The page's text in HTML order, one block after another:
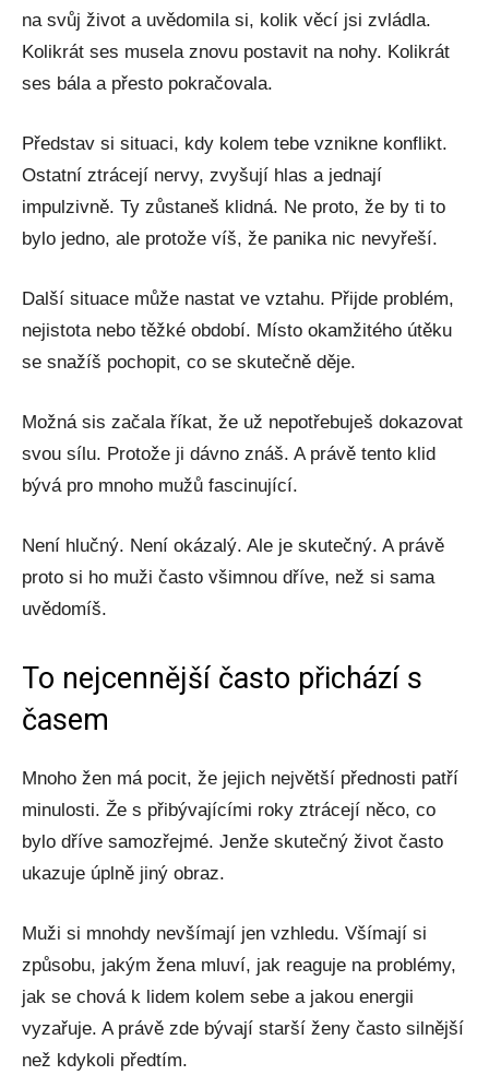
na svůj život a uvědomila si, kolik věcí jsi zvládla.
Kolikrát ses musela znovu postavit na nohy. Kolikrát
ses bála a přesto pokračovala.
Představ si situaci, kdy kolem tebe vznikne konflikt.
Ostatní ztrácejí nervy, zvyšují hlas a jednají
impulzivně. Ty zůstaneš klidná. Ne proto, že by ti to
bylo jedno, ale protože víš, že panika nic nevyřeší.
Další situace může nastat ve vztahu. Přijde problém,
nejistota nebo těžké období. Místo okamžitého útěku
se snažíš pochopit, co se skutečně děje.
Možná sis začala říkat, že už nepotřebuješ dokazovat
svou sílu. Protože ji dávno znáš. A právě tento klid
bývá pro mnoho mužů fascinující.
Není hlučný. Není okázalý. Ale je skutečný. A právě
proto si ho muži často všimnou dříve, než si sama
uvědomíš.
To nejcennější často přichází s
časem
Mnoho žen má pocit, že jejich největší přednosti patří
minulosti. Že s přibývajícími roky ztrácejí něco, co
bylo dříve samozřejmé. Jenže skutečný život často
ukazuje úplně jiný obraz.
Muži si mnohdy nevšímají jen vzhledu. Všímají si
způsobu, jakým žena mluví, jak reaguje na problémy,
jak se chová k lidem kolem sebe a jakou energii
vyzařuje. A právě zde bývají starší ženy často silnější
než kdykoli předtím.